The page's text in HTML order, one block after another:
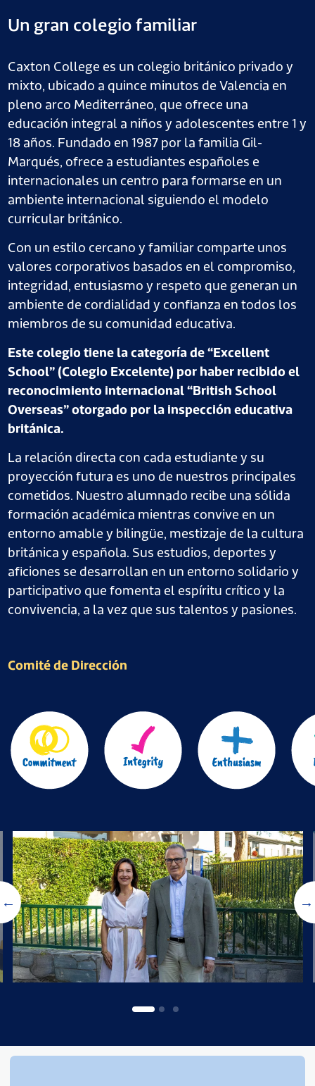
Un gran colegio familiar
Caxton College es un colegio británico privado y
mixto, ubicado a quince minutos de Valencia en
pleno arco Mediterráneo, que ofrece una
educación integral a niños y adolescentes entre 1 y
18 años. Fundado en 1987 por la familia Gil-
Marqués, ofrece a estudiantes españoles e
internacionales un centro para formarse en un
ambiente internacional siguiendo el modelo
curricular británico.
Con un estilo cercano y familiar comparte unos
valores corporativos basados en el compromiso,
integridad, entusiasmo y respeto que generan un
ambiente de cordialidad y confianza en todos los
miembros de su comunidad educativa.
Este colegio tiene la categoría de “Excellent
School” (Colegio Excelente) por haber recibido el
reconocimiento internacional “British School
Overseas” otorgado por la inspección educativa
británica.
La relación directa con cada estudiante y su
proyección futura es uno de nuestros principales
cometidos. Nuestro alumnado recibe una sólida
formación académica mientras convive en un
entorno amable y bilingüe, mestizaje de la cultura
británica y española. Sus estudios, deportes y
aficiones se desarrollan en un entorno solidario y
participativo que fomenta el espíritu crítico y la
convivencia, a la vez que sus talentos y pasiones.
Comité de Dirección